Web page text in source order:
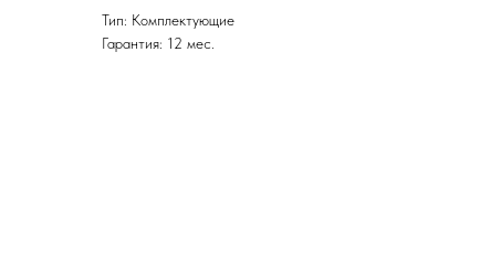
Тип: Комплектующие
Гарантия: 12 мес.